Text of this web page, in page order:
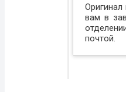
Оригинал
вам в
почтой.